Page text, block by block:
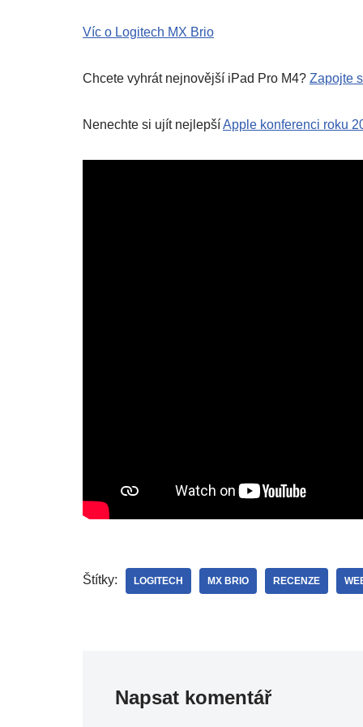
Víc o Logitech MX Brio
Chcete vyhrát nejnovější iPad Pro M4? Zapojte
Nenechte si ujít nejlepšíApple konferenci roku
Štítky: LOGITECH MX BRIO RECENZE
Napsat komentář